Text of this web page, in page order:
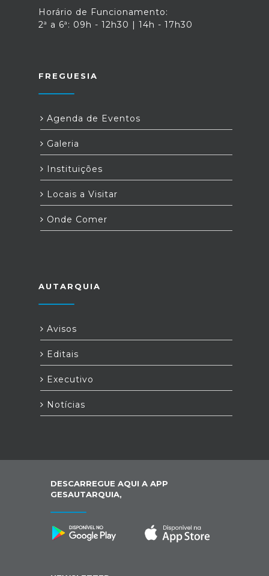
Horário de Funcionamento:
2ª a 6ª: 09h - 12h30 | 14h - 17h30
FREGUESIA
Agenda de Eventos
Galeria
Instituições
Locais a Visitar
Onde Comer
AUTARQUIA
Avisos
Editais
Executivo
Notícias
DESCARREGUE AQUI A APP
GESAUTARQUIA,